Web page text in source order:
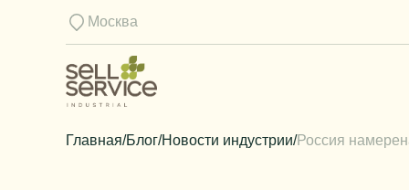
Москва
Главная/Блог/Новости индустрии/Россия